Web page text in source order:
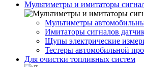
Мультиметры и имитаторы
Мультиметры
Имитаторы сигналов
Щупы электрические
Тестеры автомобильной
Для очистки топливных систем